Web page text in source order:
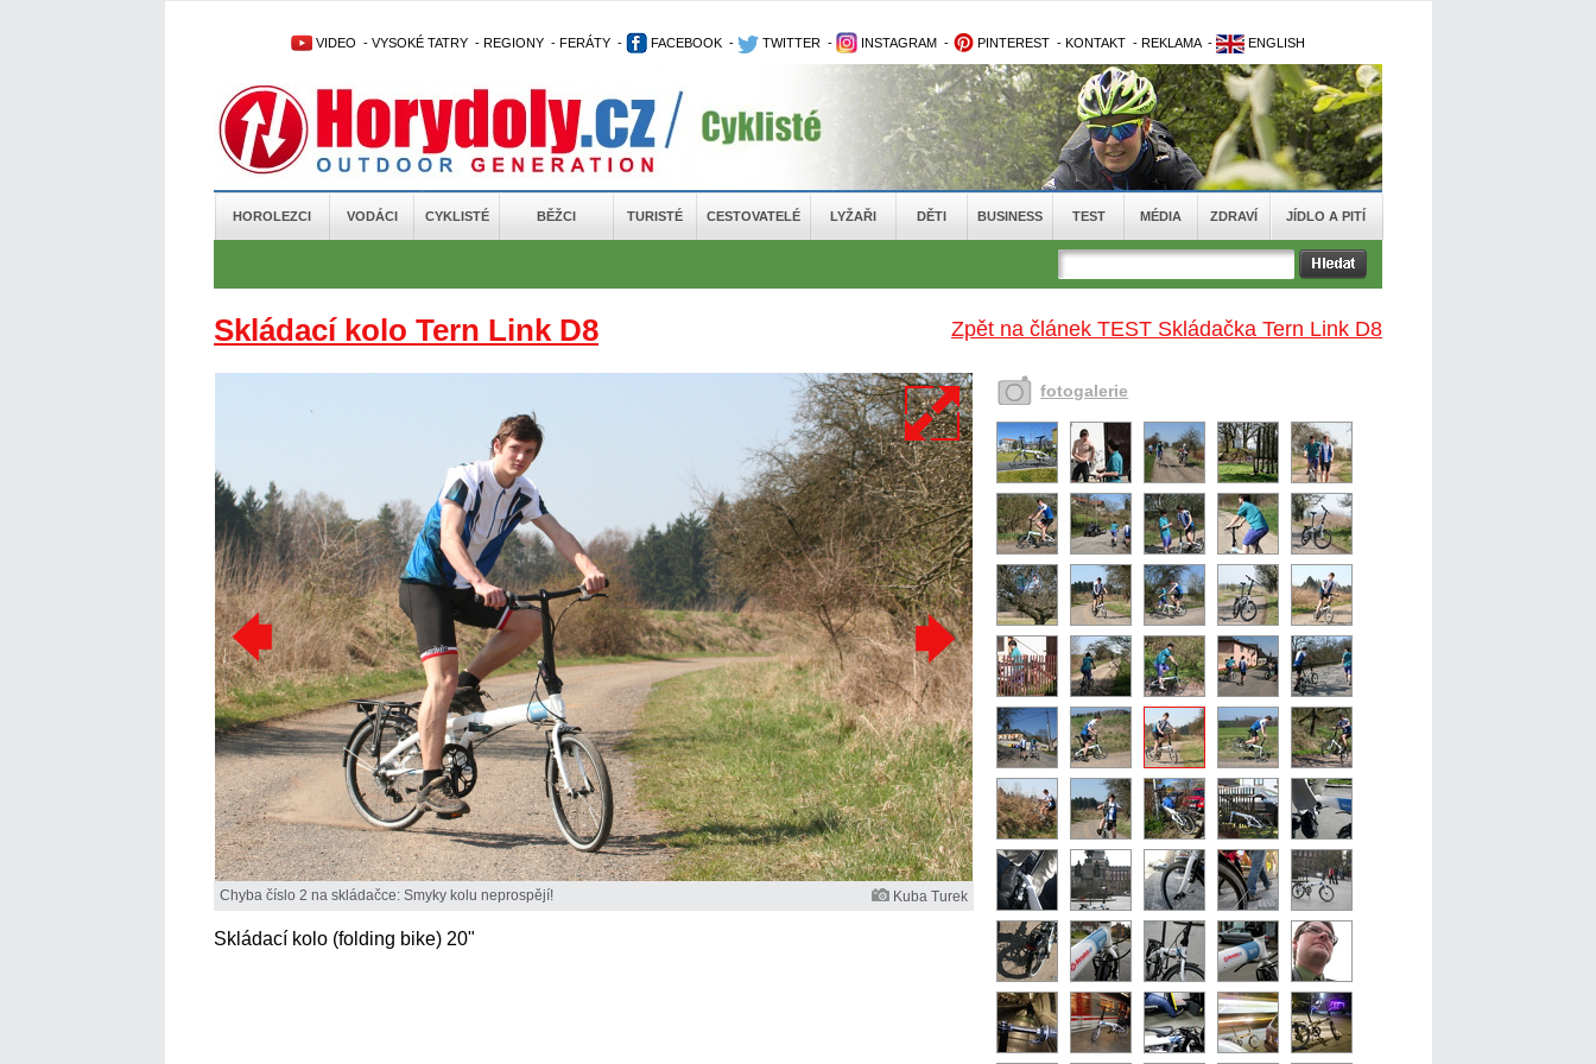
VIDEO - VYSOKÉ TATRY - REGIONY - FERÁTY - FACEBOOK - TWITTER - INSTAGRAM - PINTEREST - KONTAKT - REKLAMA - ENGLISH
HOROLEZCI VODÁCI CYKLISTÉ BĚŽCI TURISTÉ CESTOVATELÉ LYŽAŘI DĚTI BUSINESS TEST MÉDIA ZDRAVÍ JÍDLO A PITÍ
Zpět na článek TEST Skládačka Tern Link D8
Skládací kolo Tern Link D8
Chyba číslo 2 na skládačce: Smyky kolu neprospějí! Kuba Turek
Skládací kolo (folding bike) 20"
fotogalerie